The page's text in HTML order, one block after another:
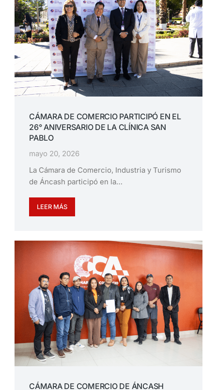
CÁMARA DE COMERCIO PARTICIPÓ EN EL
26° ANIVERSARIO DE LA CLÍNICA SAN
PABLO
mayo 20, 2026
La Cámara de Comercio, Industria y Turismo
de Áncash participó en la…
LEER MÁS
CÁMARA DE COMERCIO DE ÁNCASH